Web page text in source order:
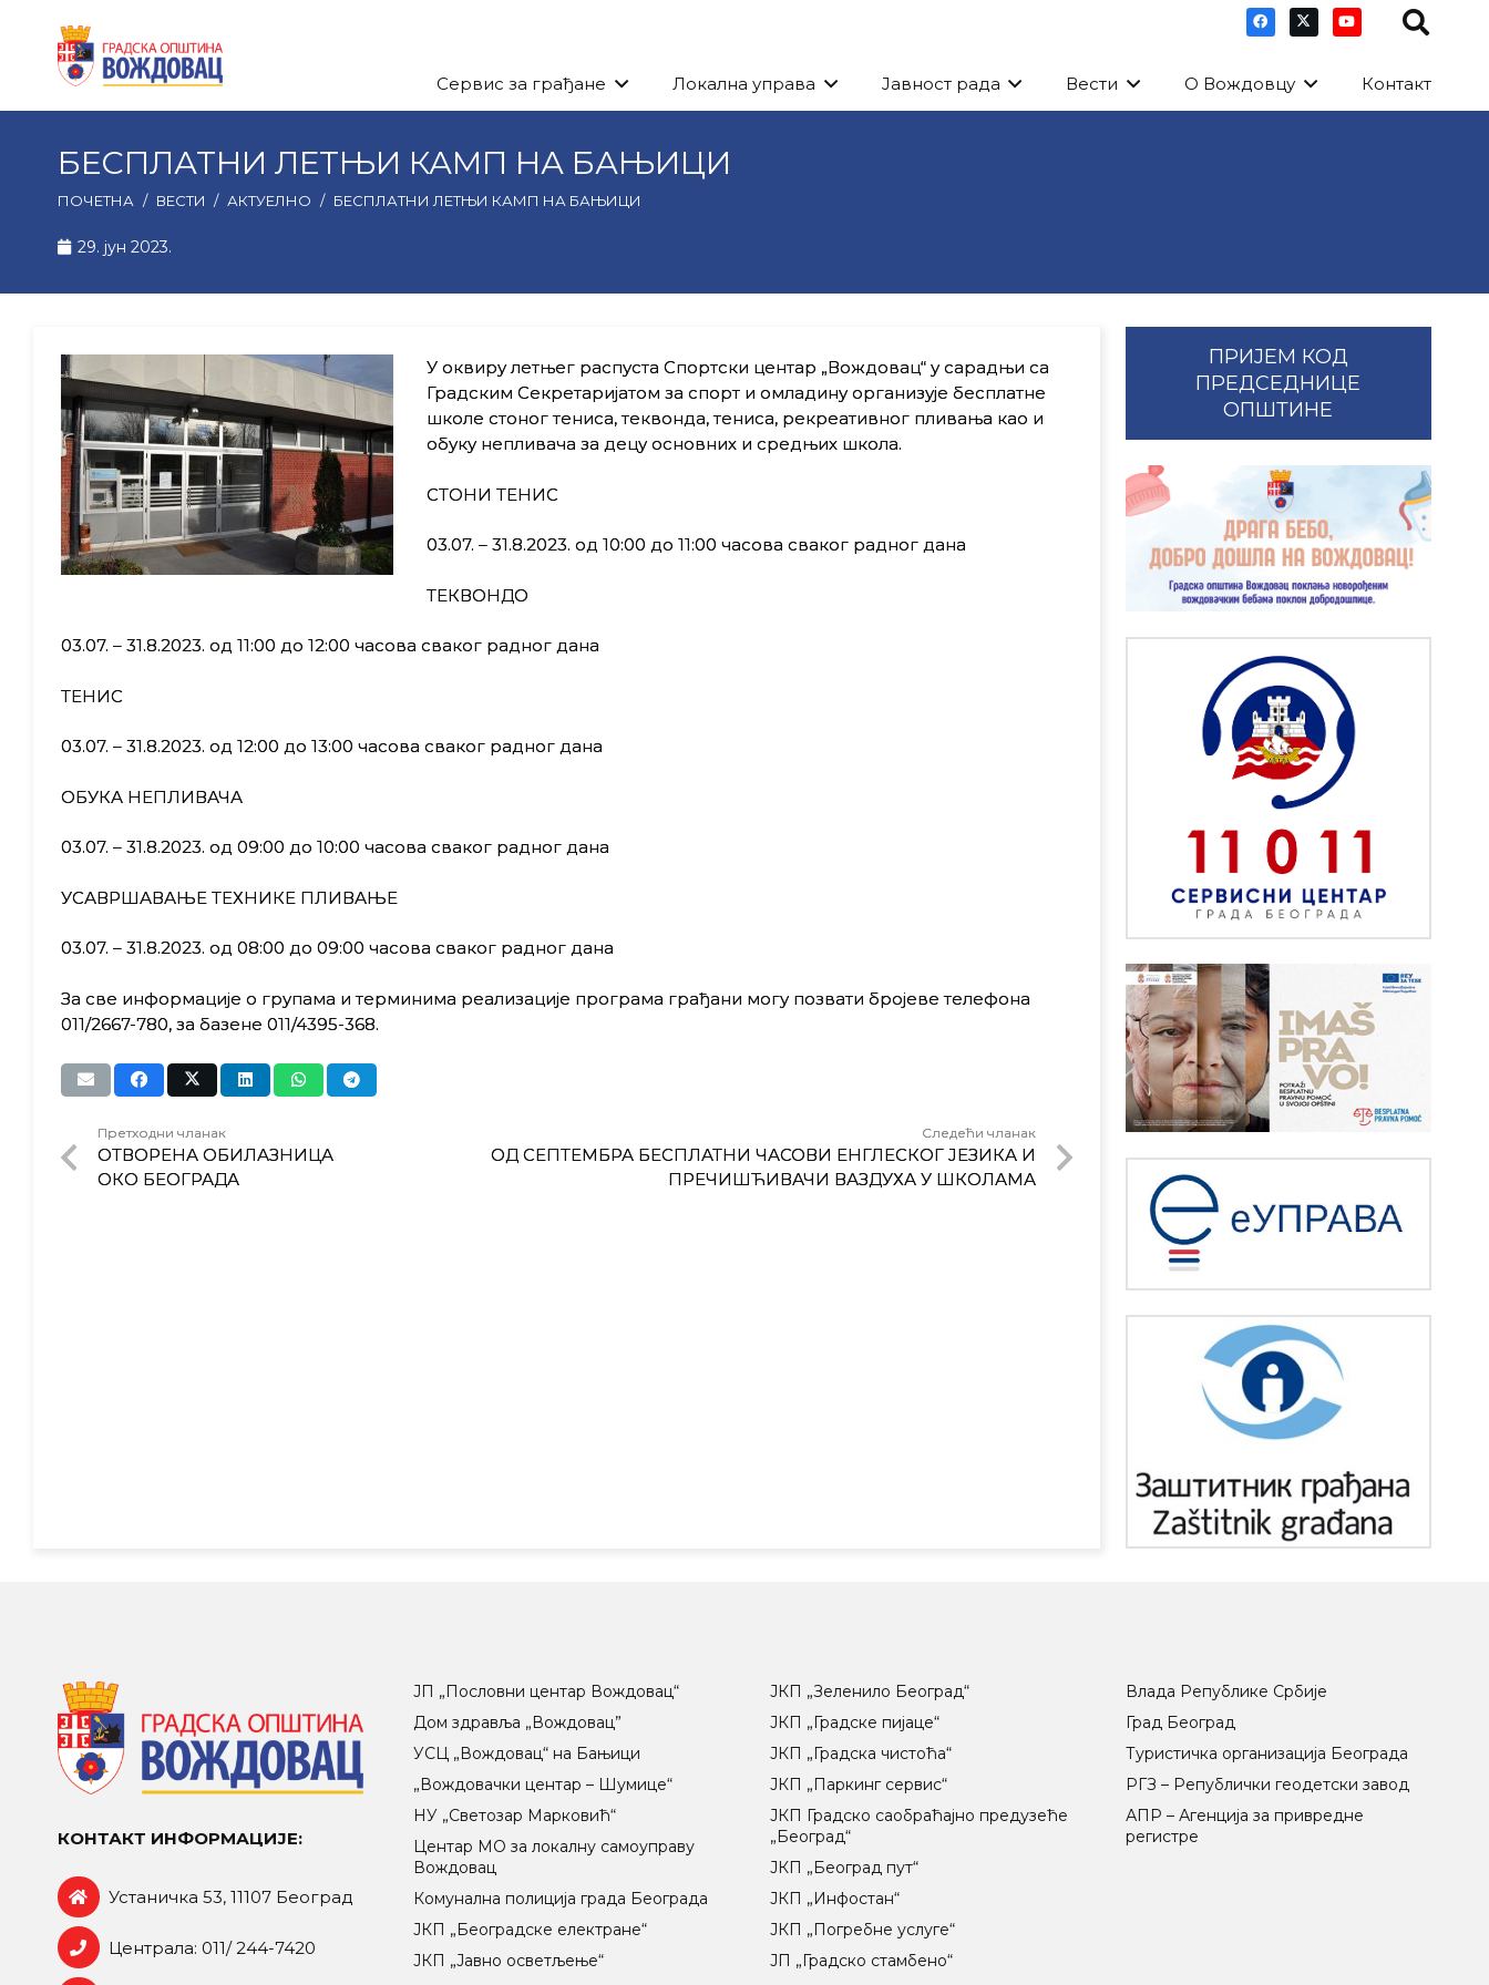
Сервис за грађане Локална управа Јавност рада Вести О Вождовцу Контакт
БЕСПЛАТНИ ЛЕТЊИ КАМП НА БАЊИЦИ
ПОЧЕТНА / ВЕСТИ / АКТУЕЛНО / БЕСПЛАТНИ ЛЕТЊИ КАМП НА БАЊИЦИ
29. јун 2023.
У оквиру летњег распуста Спортски центар „Вождовац“ у сарадњи са
Градским Секретаријатом за спорт и омладину организује бесплатне
школе стоног тениса, теквонда, тениса, рекреативног пливања као и
обуку непливача за децу основних и средњих школа.
СТОНИ ТЕНИС
03.07. – 31.8.2023. од 10:00 до 11:00 часова сваког радног дана
ТЕКВОНДО
03.07. – 31.8.2023. од 11:00 до 12:00 часова сваког радног дана
ТЕНИС
03.07. – 31.8.2023. од 12:00 до 13:00 часова сваког радног дана
ОБУКА НЕПЛИВАЧА
03.07. – 31.8.2023. од 09:00 до 10:00 часова сваког радног дана
УСАВРШАВАЊЕ ТЕХНИКЕ ПЛИВАЊЕ
03.07. – 31.8.2023. од 08:00 до 09:00 часова сваког радног дана
За све информације о групама и терминима реализације програма грађани могу позвати бројеве телефона
011/2667-780, за базене 011/4395-368.
Претходни чланак
ОТВОРЕНА ОБИЛАЗНИЦА
ОКО БЕОГРАДА
Следећи чланак
ОД СЕПТЕМБРА БЕСПЛАТНИ ЧАСОВИ ЕНГЛЕСКОГ ЈЕЗИКА И
ПРЕЧИШЋИВАЧИ ВАЗДУХА У ШКОЛАМА
ПРИЈЕМ КОД
ПРЕДСЕДНИЦЕ
ОПШТИНЕ
КОНТАКТ ИНФОРМАЦИЈЕ:
Устаничка 53, 11107 Београд
Централа: 011/ 244-7420
ЈП „Пословни центар Вождовац“
Дом здравља „Вождовац”
УСЦ „Вождовац“ на Бањици
„Вождовачки центар – Шумице“
НУ „Светозар Марковић“
Центар МO за локалну самоуправу
Вождовац
Комунална полиција града Београда
ЈКП „Београдске електране“
ЈКП „Јавно осветљење“
ЈКП „Зеленило Београд“
ЈКП „Градске пијаце“
ЈКП „Градска чистоћа“
ЈКП „Паркинг сервис“
ЈКП Градско саобраћајно предузеће
„Београд“
ЈКП „Београд пут“
ЈКП „Инфостан“
ЈКП „Погребне услуге“
ЈП „Градско стамбено“
Влада Републике Србије
Град Београд
Туристичка организација Београда
РГЗ – Републички геодетски завод
АПР – Агенција за привредне
регистре